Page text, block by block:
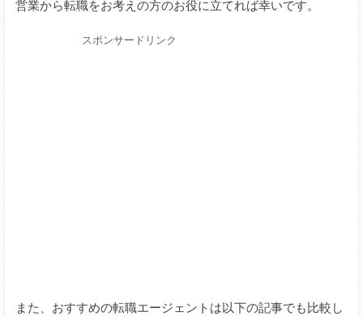
営業から転職をお考えの方のお役に立てれば幸いです。
スポンサードリンク
また、おすすめの転職エージェントは以下の記事でも比較し